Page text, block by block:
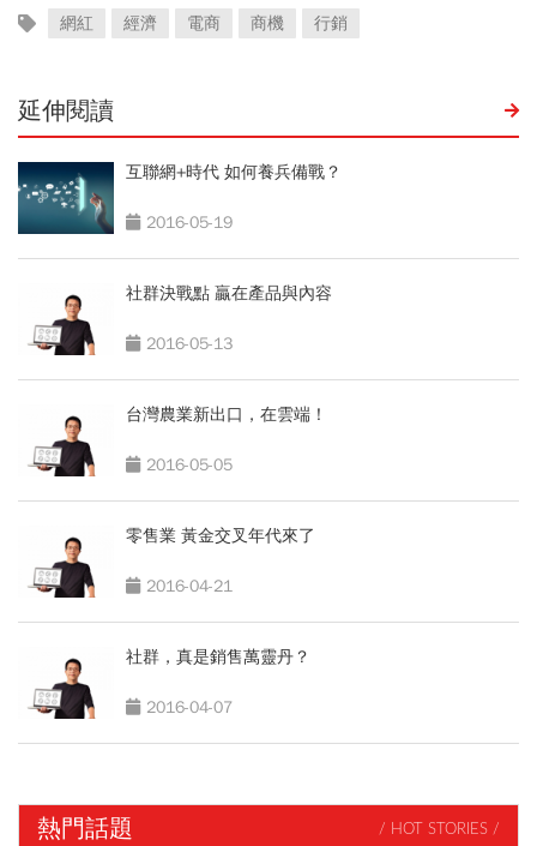
網紅 經濟 電商 商機 行銷
延伸閱讀
互聯網+時代 如何養兵備戰？
2016-05-19
社群決戰點 贏在產品與內容
2016-05-13
台灣農業新出口，在雲端！
2016-05-05
零售業 黃金交叉年代來了
2016-04-21
社群，真是銷售萬靈丹？
2016-04-07
熱門話題 / HOT STORIES /